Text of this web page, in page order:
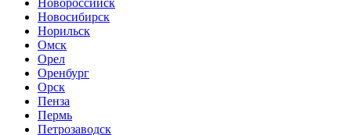
Новосибирск
Норильск
Омск
Орел
Оренбург
Орск
Пенза
Пермь
Петрозаводск